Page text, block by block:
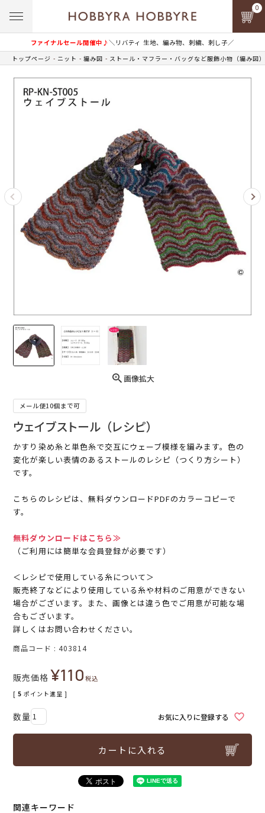
ファイナルセール開催中♪＼リバティ 生地、編み物、刺繍、刺し子／
0
トップページ ニット 編み図 ストール・マフラー・バッグなど服飾小物（編み図）
画像拡大
メール便10個まで可
ウェイブストール （レシピ）
かすり染め糸と単色糸で交互にウェーブ模様を編みます。色の
変化が楽しい表情のあるストールのレシピ（つくり方シート）
です。
こちらのレシピは、無料ダウンロードPDFのカラーコピーで
す。
無料ダウンロードはこちら≫
（ご利用には簡単な会員登録が必要です）
＜レシピで使用している糸について＞
販売終了などにより使用している糸や材料のご用意ができない
場合がございます。また、画像とは違う色でご用意が可能な場
合もございます。
詳しくはお問い合わせください。
商品コード 403814
販売価格 ¥110税込
[ 5 ポイント進呈 ]
お気に入りに登録する
カートに入れる
関連キーワード